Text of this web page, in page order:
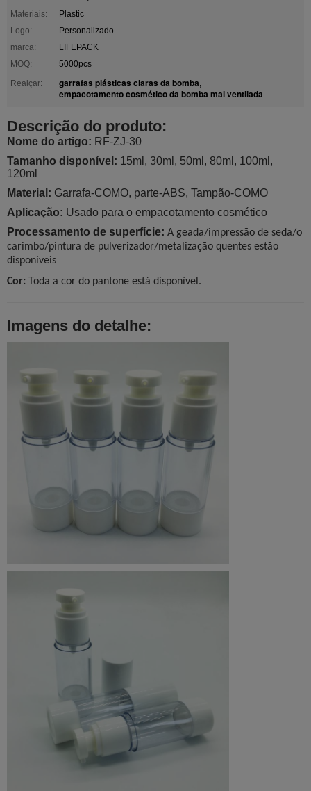
Materiais:
Plastic
Logo:
Personalizado
marca:
LIFEPACK
MOQ:
5000pcs
Realçar:
garrafas plásticas claras da bomba,
empacotamento cosmético da bomba mal ventilada
Descrição do produto:
Nome do artigo: RF-ZJ-30
Tamanho disponível: 15ml, 30ml, 50ml, 80ml, 100ml,
120ml
Material: Garrafa-COMO, parte-ABS, Tampão-COMO
Aplicação: Usado para o empacotamento cosmético
Processamento de superfície: A geada/impressão de seda/o
carimbo/pintura de pulverizador/metalização quentes estão
disponíveis
Cor: Toda a cor do pantone está disponível.
Imagens do detalhe: